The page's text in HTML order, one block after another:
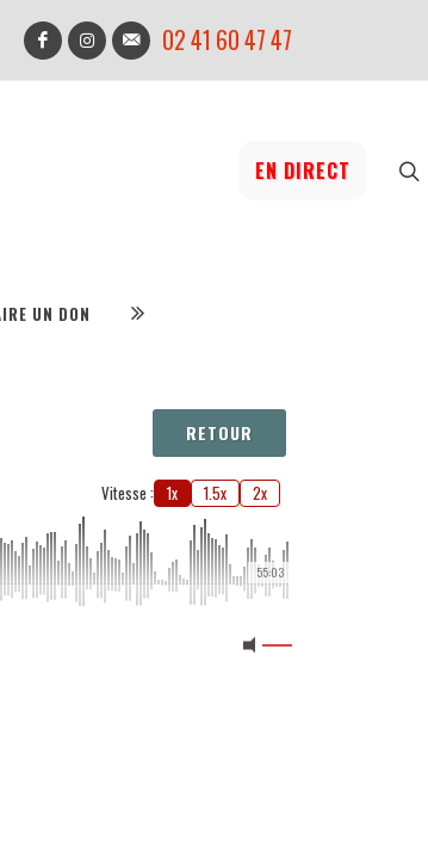
02 41 60 47 47
EN DIRECT
UN DON
RETOUR
Vitesse : 1x 1.5x 2x
55:03